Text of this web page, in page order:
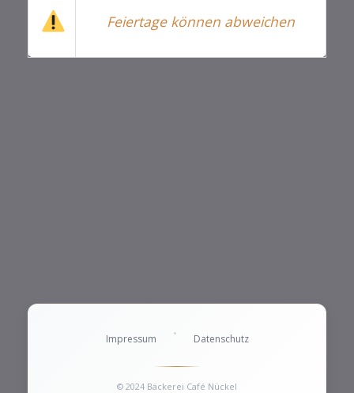
Feiertage können abweichen
Impressum • Datenschutz
© 2024 Bäckerei Café Nückel